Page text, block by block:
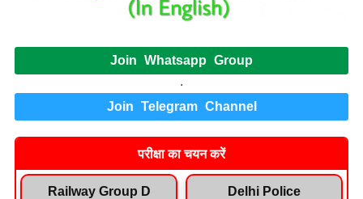
Join Whatsapp Group
.
Join Telegram Channel
परीक्षा का चयन करें
Railway Group D Delhi Police